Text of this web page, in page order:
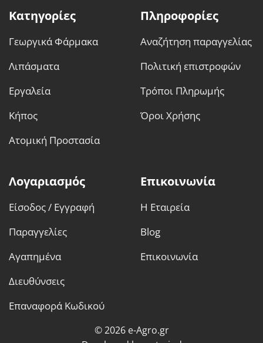
Κατηγορίες
Γεωργικά Φάρμακα
Λιπάσματα
Εργαλεία
Κήπος
Ατομική Προστασία
Πληροφορίες
Αναζήτηση παραγγελίας
Πολιτική επιστροφών
Τρόποι Πληρωμής
Όροι Χρήσης
Λογαριασμός
Είσοδος / Εγγραφή
Παραγγελίες
Αγαπημένα
Διευθύνσεις
Επαναφορά Κωδικού
Επικοινωνία
Η Εταιρεία
Blog
Επικοινωνία
© 2026 e-Agro.gr